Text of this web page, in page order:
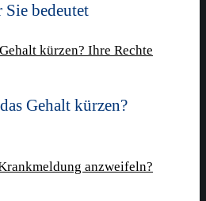
bedeutet
kürzen? Ihre Rechte
Gehalt kürzen?
anzweifeln?